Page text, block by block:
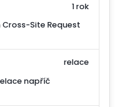
Site Request
1 rok
napříč
relace